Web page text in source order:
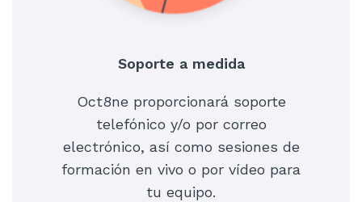
Soporte a medida
Oct8ne proporcionará soporte
telefónico y/o por correo
electrónico, así como sesiones de
formación en vivo o por vídeo para
tu equipo.